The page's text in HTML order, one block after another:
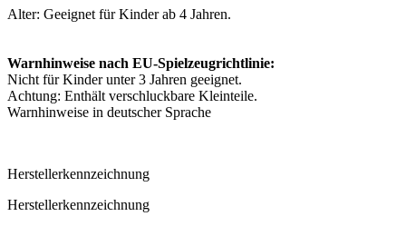
Alter: Geeignet für Kinder ab 4 Jahren.
Warnhinweise nach EU-Spielzeugrichtlinie:
Nicht für Kinder unter 3 Jahren geeignet.
Achtung: Enthält verschluckbare Kleinteile.
Warnhinweise in deutscher Sprache
Herstellerkennzeichnung
Herstellerkennzeichnung